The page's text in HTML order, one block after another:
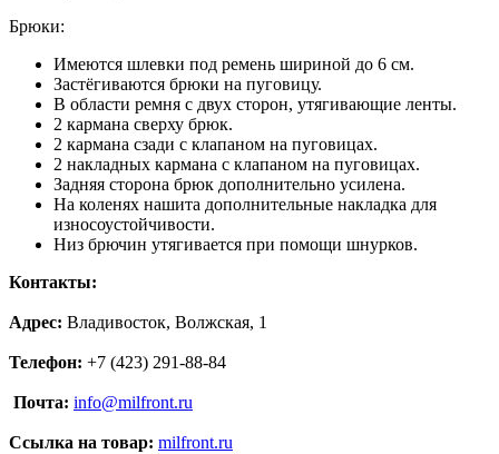
Брюки:
Имеются шлевки под ремень шириной до 6 см.
Застёгиваются брюки на пуговицу.
В области ремня с двух сторон, утягивающие ленты.
2 кармана сверху брюк.
2 кармана сзади с клапаном на пуговицах.
2 накладных кармана с клапаном на пуговицах.
Задняя сторона брюк дополнительно усилена.
На коленях нашита дополнительные накладка для
износоустойчивости.
Низ брючин утягивается при помощи шнурков.
Контакты:
Адрес: Владивосток, Волжская, 1
Телефон: +7 (423) 291-88-84
Почта: info@milfront.ru
Ссылка на товар: milfront.ru